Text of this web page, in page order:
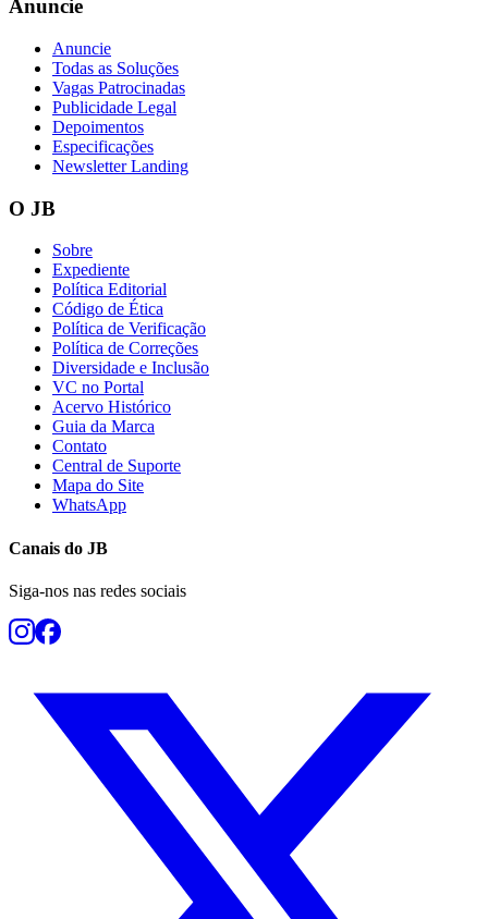
Botafogo
Anuncie
Anuncie
Todas as Soluções
Vagas Patrocinadas
Publicidade Legal
Depoimentos
Especificações
Newsletter Landing
O JB
Sobre
Expediente
Política Editorial
Código de Ética
Política de Verificação
Política de Correções
Diversidade e Inclusão
VC no Portal
Acervo Histórico
Guia da Marca
Contato
Central de Suporte
Mapa do Site
WhatsApp
Canais do JB
Siga-nos nas redes sociais